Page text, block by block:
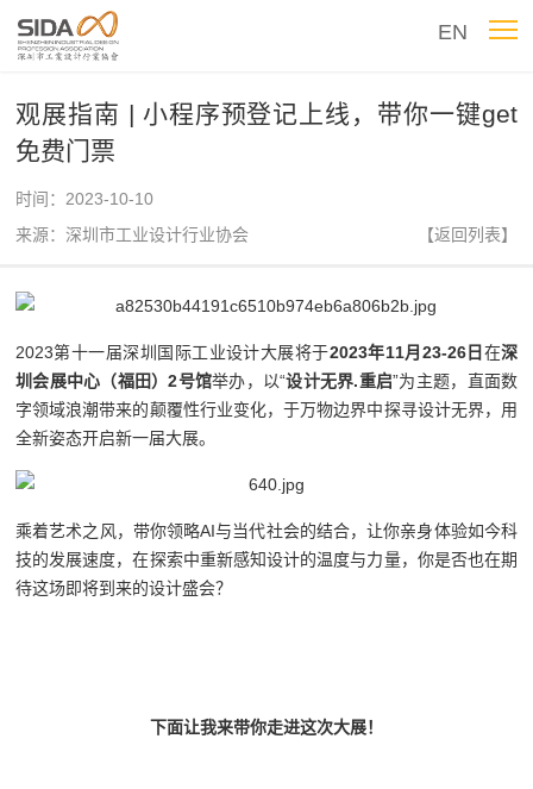
EN
观展指南 | 小程序预登记上线，带你一键get
免费门票
时间：2023-10-10
来源：深圳市工业设计行业协会
【返回列表】
2023第十一届深圳国际工业设计大展将于2023年11月23-26日 在深
圳会展中心（福田）2号馆举办，以“设计无界.重启”为主题，直面数
字领域浪潮带来的颠覆性行业变化，于万物边界中探寻设计无界，用
全新姿态开启新一届大展。
乘着艺术之风，带你领略AI与当代社会的结合，让你亲身体验如今科
技的发展速度，在探索中重新感知设计的温度与力量，你是否也在期
待这场即将到来的设计盛会？
下面让我来带你走进这次大展！